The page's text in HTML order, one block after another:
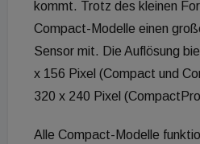
kommt. Trotz des kleinen
Compact-Modelle einen
Sensor mit. Die Auflösung
x 156 Pixel (Compact und
320 x 240 Pixel
Alle Compact-Modelle